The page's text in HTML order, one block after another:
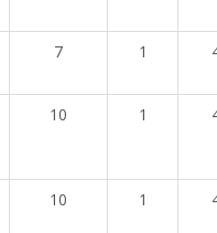
7 1
10 1
10 1